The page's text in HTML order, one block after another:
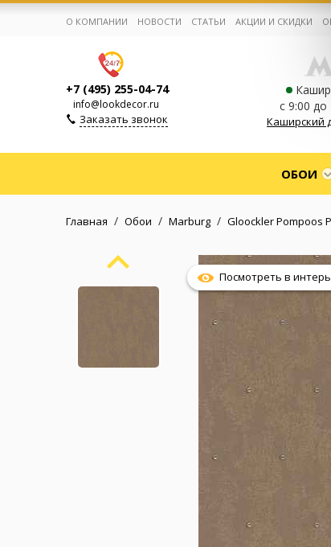
Корзина:0
Избранное:0 товаров
Каталог
Компания
(сменить город)
Заказать обратный звонок
О КОМПАНИИ НОВОСТИ СТАТЬИ АКЦИИ И СКИДКИ
+7 (495) 255-04-74
info@lookdecor.ru
Заказать звонок
с 9:00 до
Каширский
ОБОИ
Главная / Обои / Marburg / Gloockler Pompoos
Посмотреть в